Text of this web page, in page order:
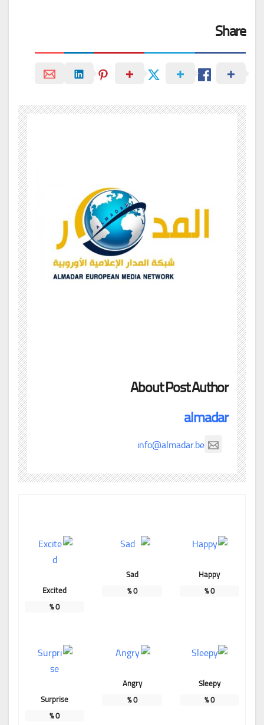
Share
About Post Author
almadar
info@almadar.be
Happy
0
%
Sad
0
%
Excited
0
%
Sleepy
0
%
Angry
0
%
Surprise
0
%